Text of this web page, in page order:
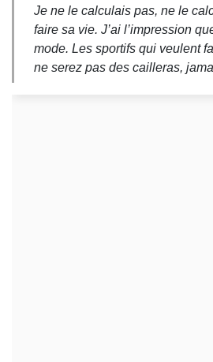
Je ne le calculais pas, ne le
faire sa vie. J’ai l’impression
mode. Les sportifs qui veulent
ne serez pas des cailleras,